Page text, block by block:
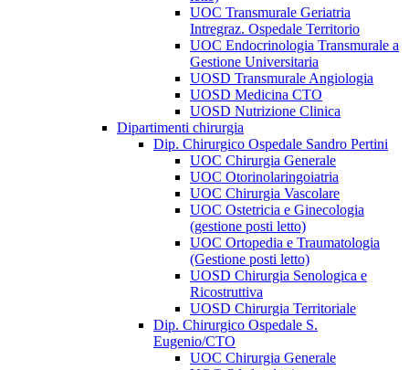
UOC Transmurale Geriatria
Intregraz. Ospedale Territorio
UOC Endocrinologia Transmurale a
Gestione Universitaria
UOSD Transmurale Angiologia
UOSD Medicina CTO
UOSD Nutrizione Clinica
Dipartimenti chirurgia
Dip. Chirurgico Ospedale Sandro Pertini
UOC Chirurgia Generale
UOC Otorinolaringoiatria
UOC Chirurgia Vascolare
UOC Ostetricia e Ginecologia
(gestione posti letto)
UOC Ortopedia e Traumatologia
(Gestione posti letto)
UOSD Chirurgia Senologica e
Ricostruttiva
UOSD Chirurgia Territoriale
Dip. Chirurgico Ospedale S.
Eugenio/CTO
UOC Chirurgia Generale